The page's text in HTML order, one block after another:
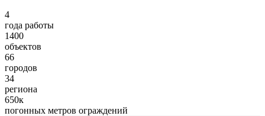
4
года работы
1400
объектов
66
городов
34
региона
650к
погонных метров ограждений